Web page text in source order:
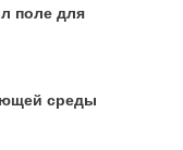
поле для
среды